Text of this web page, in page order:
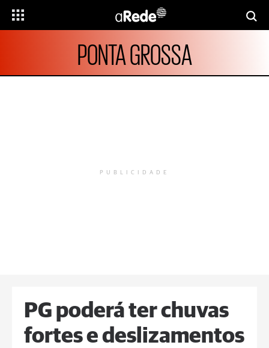
PONTA GROSSA
PUBLICIDADE
PG poderá ter chuvas
fortes e deslizamentos